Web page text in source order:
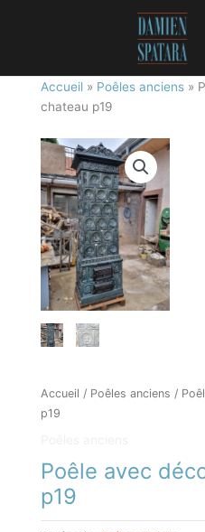
Accueil» Poêles anciens»
chateau p19
Accueil / Poêles anciens /
p19
Poêle avec
p19